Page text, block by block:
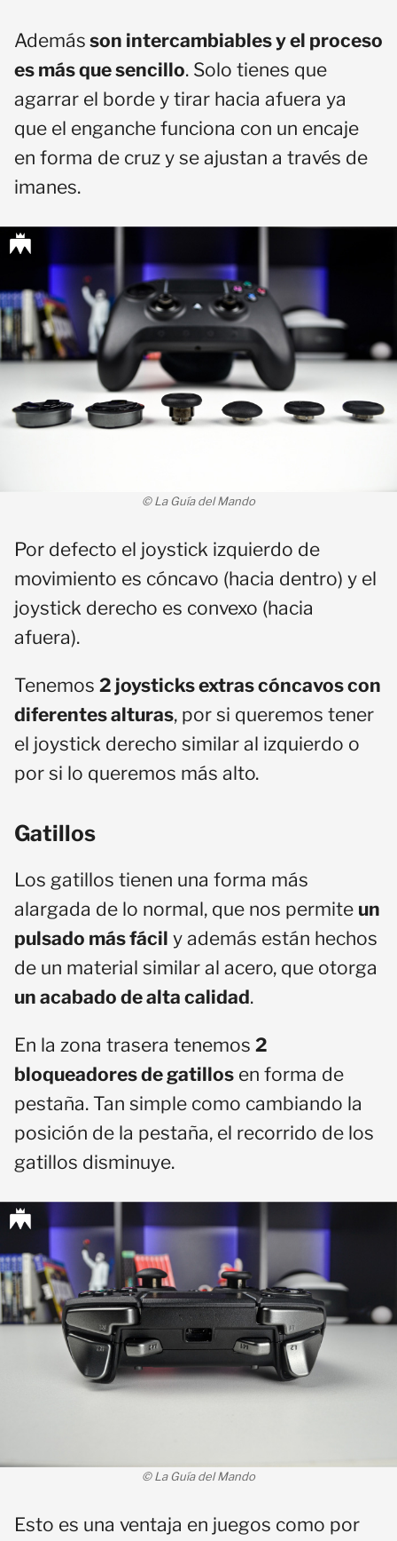
Además son intercambiables y el proceso
es más que sencillo. Solo tienes que
agarrar el borde y tirar hacia afuera ya
que el enganche funciona con un encaje
en forma de cruz y se ajustan a través de
imanes.
© La Guía del Mando
Por defecto el joystick izquierdo de
movimiento es cóncavo (hacia dentro) y el
joystick derecho es convexo (hacia
afuera).
Tenemos 2 joysticks extras cóncavos con
diferentes alturas, por si queremos tener
el joystick derecho similar al izquierdo o
por si lo queremos más alto.
Gatillos
Los gatillos tienen una forma más
alargada de lo normal, que nos permite un
pulsado más fácil y además están hechos
de un material similar al acero, que otorga
un acabado de alta calidad.
En la zona trasera tenemos 2
bloqueadores de gatillos en forma de
pestaña. Tan simple como cambiando la
posición de la pestaña, el recorrido de los
gatillos disminuye.
© La Guía del Mando
Esto es una ventaja en juegos como por